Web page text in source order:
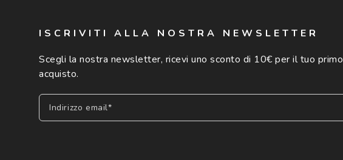
ISCRIVITI ALLA NOSTRA NEWSLETTER
Scegli la nostra newsletter, ricevi uno sconto di 10€ per il tuo primo
acquisto.
Indirizzo email*